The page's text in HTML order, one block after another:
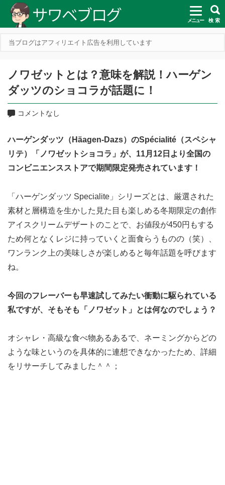
メニュー 検 索
当ブログはアフィリエイト広告を利用しています
ノワゼットとは？意味を解説！ハーゲン
ダッツのショコラが話題に！
コメントなし
ハーゲンダッツ（Häagen-Dazs）のSpécialité（スペシャ
リテ）「ノワゼットショコラ」が、11月12日より全国の
コンビニエンスストアで期間限定発売されています！
「ハーゲンダッツ Specialite」シリーズとは、厳選された
素材と層構造を生かした見た目も楽しめる冬期限定の創作
アイスクリームデザートのことで、お値段が450円もする
ため何となくレジに持っていくと面食らうものの（笑）、
ワンランク上の美味しさが楽しめると毎年話題を呼びます
ね。
今回のフレーバーも早速試してみたい衝動に駆られている
私ですが、そもそも「ノワゼット」とは何なのでしょう？
オシャレ・高級な食べ物あるあるで、ネーミングからどの
ような味というのを具体的に連想できなかったため、詳細
をリサーチしてみました＾＾；